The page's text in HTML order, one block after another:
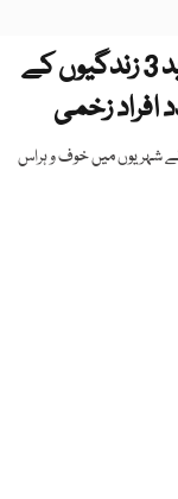
کراچی؛ بے لگام ہیوی ٹریفک نے مزید 3 زندگیوں کے
افراد زخمی
شہریوں میں خوف و ہراس